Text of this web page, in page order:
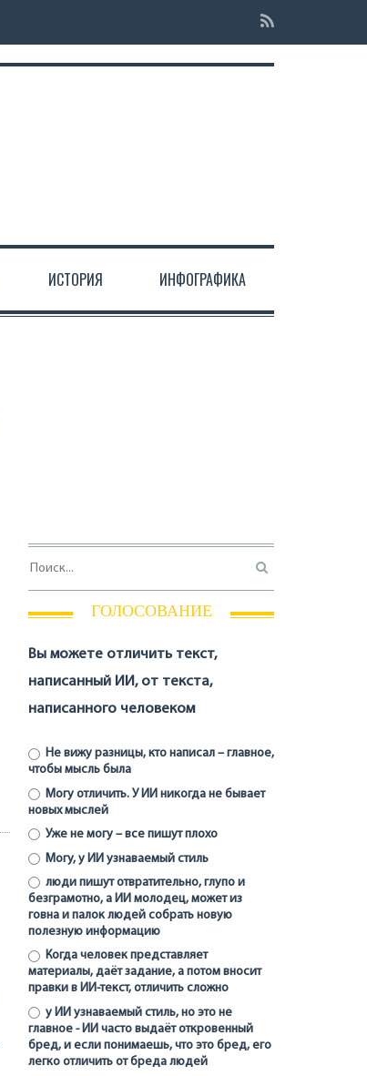
ИСТОРИЯ ИНФОГРАФИКА
ГОЛОСОВАНИЕ
Вы можете отличить текст,
написанный ИИ, от текста,
написанного человеком
Не вижу разницы, кто написал – главное,
чтобы мысль была
Могу отличить. У ИИ никогда не бывает
новых мыслей
Уже не могу – все пишут плохо
Могу, у ИИ узнаваемый стиль
люди пишут отвратительно, глупо и
безграмотно, а ИИ молодец, может из
говна и палок людей собрать новую
полезную информацию
Когда человек представляет
материалы, даёт задание, а потом вносит
правки в ИИ-текст, отличить сложно
у ИИ узнаваемый стиль, но это не
главное - ИИ часто выдаёт откровенный
бред, и если понимаешь, что это бред, его
легко отличить от бреда людей